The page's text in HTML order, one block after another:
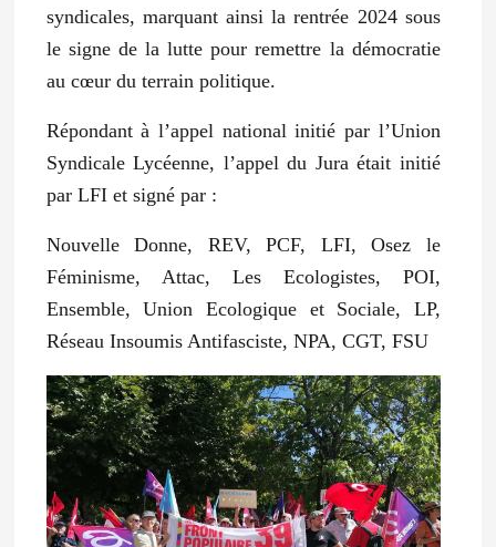
syndicales, marquant ainsi la rentrée 2024 sous
le signe de la lutte pour remettre la démocratie
au cœur du terrain politique.
Répondant à l’appel national initié par l’Union
Syndicale Lycéenne, l’appel du Jura était initié
par LFI et signé par :
Nouvelle Donne, REV, PCF, LFI, Osez le
Féminisme, Attac, Les Ecologistes, POI,
Ensemble, Union Ecologique et Sociale, LP,
Réseau Insoumis Antifasciste, NPA, CGT, FSU